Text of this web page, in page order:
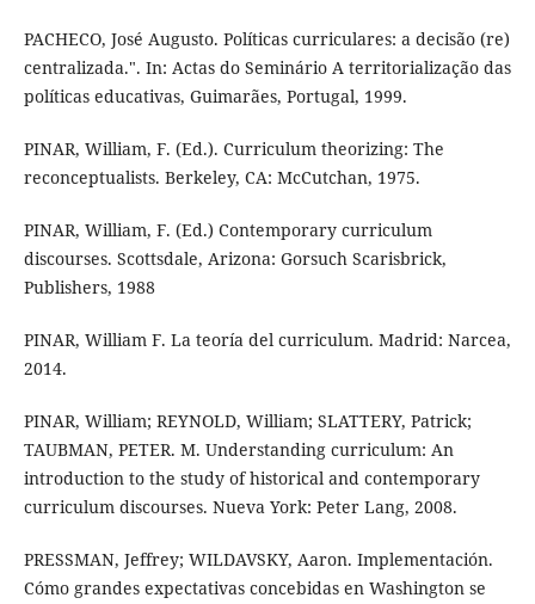
PACHECO, José Augusto. Políticas curriculares: a decisão (re)
centralizada.". In: Actas do Seminário A territorialização das
políticas educativas, Guimarães, Portugal, 1999.
PINAR, William, F. (Ed.). Curriculum theorizing: The
reconceptualists. Berkeley, CA: McCutchan, 1975.
PINAR, William, F. (Ed.) Contemporary curriculum
discourses. Scottsdale, Arizona: Gorsuch Scarisbrick,
Publishers, 1988
PINAR, William F. La teoría del curriculum. Madrid: Narcea,
2014.
PINAR, William; REYNOLD, William; SLATTERY, Patrick;
TAUBMAN, PETER. M. Understanding curriculum: An
introduction to the study of historical and contemporary
curriculum discourses. Nueva York: Peter Lang, 2008.
PRESSMAN, Jeffrey; WILDAVSKY, Aaron. Implementación.
Cómo grandes expectativas concebidas en Washington se